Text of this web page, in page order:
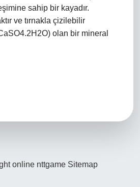
sahip bir kayadır.
ve tırnakla çizilebilir
olan bir mineral
online nttgame Sitemap